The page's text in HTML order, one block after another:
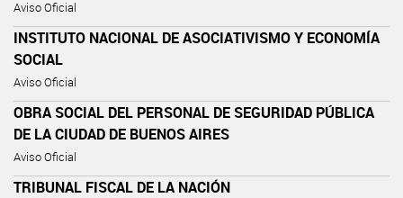
Aviso Oficial
INSTITUTO NACIONAL DE ASOCIATIVISMO Y ECONOMÍA
SOCIAL
Aviso Oficial
OBRA SOCIAL DEL PERSONAL DE SEGURIDAD PÚBLICA
DE LA CIUDAD DE BUENOS AIRES
Aviso Oficial
TRIBUNAL FISCAL DE LA NACIÓN